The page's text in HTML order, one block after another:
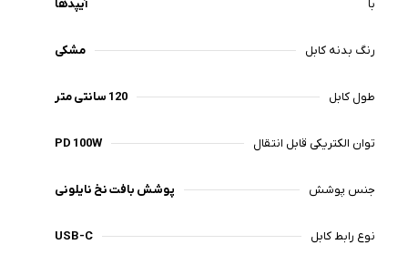
با آیپدها
رنگ بدنه کابل مشکی
طول کابل 120 سانتی متر
توان الکتریکی قابل انتقال PD 100W
جنس پوشش پوشش بافت نخ نایلونی
نوع رابط کابل USB-C